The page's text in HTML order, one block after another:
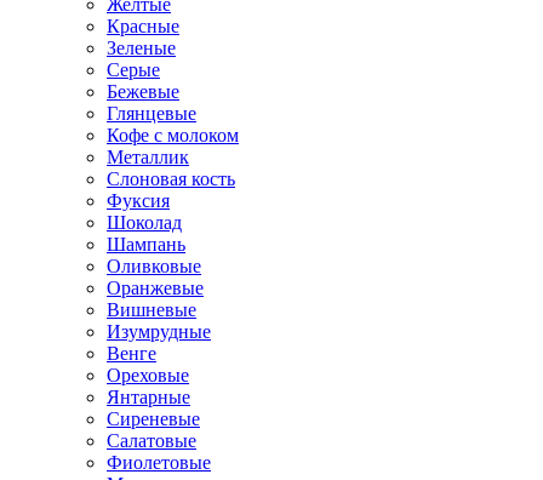
Желтые
Красные
Зеленые
Серые
Бежевые
Глянцевые
Кофе с молоком
Металлик
Слоновая кость
Фуксия
Шоколад
Шампань
Оливковые
Оранжевые
Вишневые
Изумрудные
Венге
Ореховые
Янтарные
Сиреневые
Салатовые
Фиолетовые